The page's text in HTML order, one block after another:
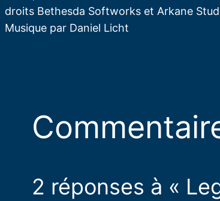
droits Bethesda Softworks et Arkane
Musique par Daniel Licht
2 réponses à «